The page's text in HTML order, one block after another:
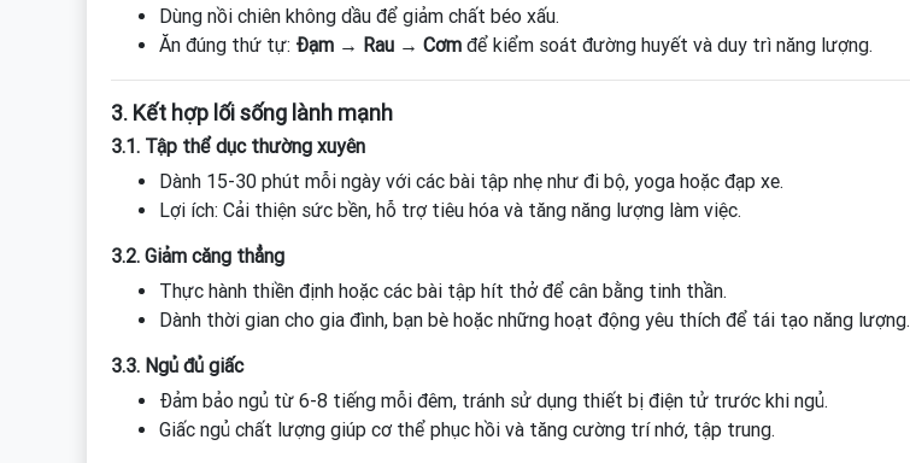
Dùng nồi chiên không dầu để giảm chất béo xấu.
Ăn đúng thứ tự: Đạm → Rau → Cơm để kiểm soát đường huyết và duy trì năng lượng.
3. Kết hợp lối sống lành mạnh
3.1. Tập thể dục thường xuyên
Dành 15-30 phút mỗi ngày với các bài tập nhẹ như đi bộ, yoga hoặc đạp xe.
Lợi ích: Cải thiện sức bền, hỗ trợ tiêu hóa và tăng năng lượng làm việc.
3.2. Giảm căng thẳng
Thực hành thiền định hoặc các bài tập hít thở để cân bằng tinh thần.
Dành thời gian cho gia đình, bạn bè hoặc những hoạt động yêu thích để tái tạo năng lượng.
3.3. Ngủ đủ giấc
Đảm bảo ngủ từ 6-8 tiếng mỗi đêm, tránh sử dụng thiết bị điện tử trước khi ngủ.
Giấc ngủ chất lượng giúp cơ thể phục hồi và tăng cường trí nhớ, tập trung.